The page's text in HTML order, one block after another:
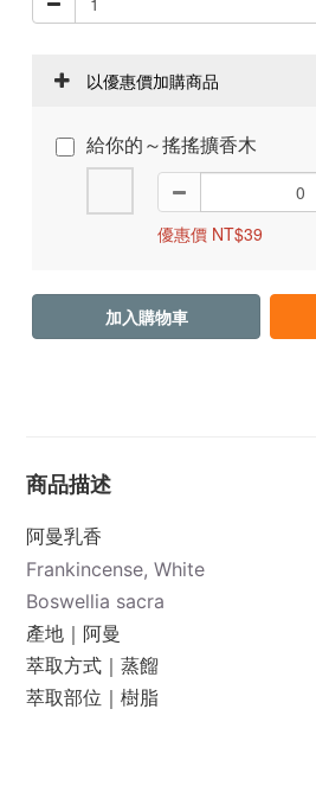
以優惠價加購商品
給你的～搖搖擴香木
優惠價 NT$39
加入購物車
商品描述
阿曼乳香
Frankincense, White
Boswellia sacra
產地｜阿曼
萃取方式｜蒸餾
萃取部位｜樹脂